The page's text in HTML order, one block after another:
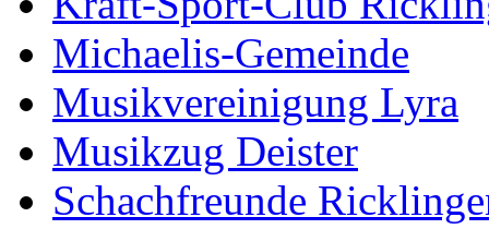
Michaelis-Gemeinde
Musikvereinigung Lyra
Musikzug Deister
Schachfreunde